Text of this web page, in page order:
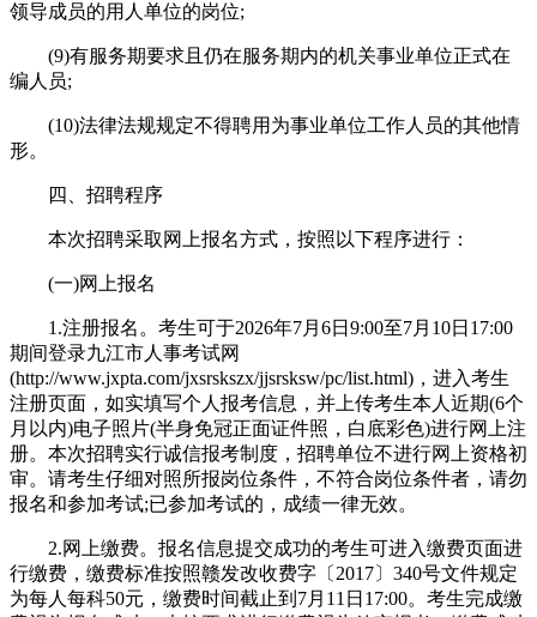
领导成员的用人单位的岗位;
(9)有服务期要求且仍在服务期内的机关事业单位正式在
编人员;
(10)法律法规规定不得聘用为事业单位工作人员的其他情
形。
四、招聘程序
本次招聘采取网上报名方式，按照以下程序进行：
(一)网上报名
1.注册报名。考生可于2026年7月6日9:00至7月10日17:00
期间登录九江市人事考试网
(http://www.jxpta.com/jxsrskszx/jjsrsksw/pc/list.html)，进入考生
注册页面，如实填写个人报考信息，并上传考生本人近期(6个
月以内)电子照片(半身免冠正面证件照，白底彩色)进行网上注
册。本次招聘实行诚信报考制度，招聘单位不进行网上资格初
审。请考生仔细对照所报岗位条件，不符合岗位条件者，请勿
报名和参加考试;已参加考试的，成绩一律无效。
2.网上缴费。报名信息提交成功的考生可进入缴费页面进
行缴费，缴费标准按照赣发改收费字〔2017〕340号文件规定
为每人每科50元，缴费时间截止到7月11日17:00。考生完成缴